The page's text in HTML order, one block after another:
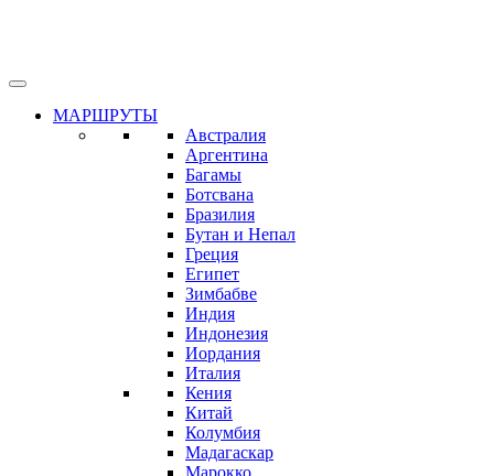
МАРШРУТЫ
Австралия
Аргентина
Багамы
Ботсвана
Бразилия
Бутан и Непал
Греция
Египет
Зимбабве
Индия
Индонезия
Иордания
Италия
Кения
Китай
Колумбия
Мадагаскар
Марокко